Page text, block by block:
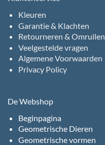
Kleuren
Garantie & Klachten
Retourneren & Omruilen
Veelgestelde vragen
Algemene Voorwaarden
Privacy Policy
De Webshop
Beginpagina
Geometrische Dieren
Geometrische vormen